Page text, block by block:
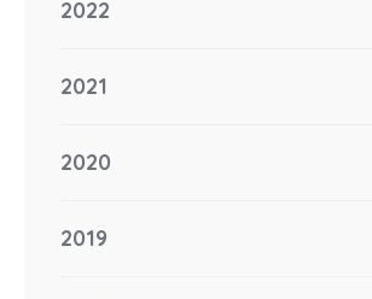
2022
2021
2020
2019